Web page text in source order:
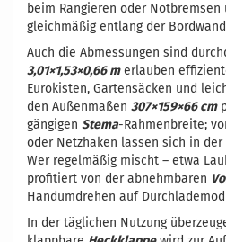
beim Rangieren oder
gleichmäßig entlang der
Auch die Abmessungen sind
3,01×1,53×0,66 merlauben
Eurokisten, Gartensäcken und
den Außenmaßen 307×159×66 cm
gängigen Stema-Rahmenbreite;
oder Netzhaken lassen sich in
Wer regelmäßig mischt – etwa
profitiert von der abnehmbaren
Handumdrehen auf
In der täglichen Nutzung